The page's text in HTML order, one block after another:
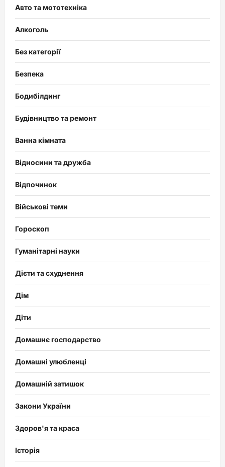
Авто та мототехніка
Алкоголь
Без категорії
Безпека
Бодибілдинг
Будівництво та ремонт
Ванна кімната
Відносини та дружба
Відпочинок
Військові теми
Гороскоп
Гуманітарні науки
Дієти та схуднення
Дім
Діти
Домашнє господарство
Домашні улюбленці
Домашній затишок
Закони України
Здоров'я та краса
Історія